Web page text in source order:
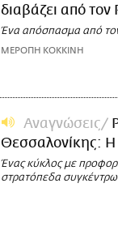
διαβάζει από τον
Ένα απόσπασμα από
ΜΕΡΟΠΗ ΚΟΚΚΙΝΗ
Αναγνώσεις
Θεσσαλονίκης: Η
Ένας κύκλος με
στρατόπεδα